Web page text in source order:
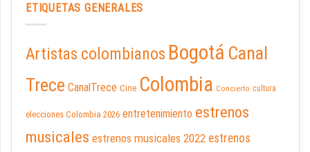
ETIQUETAS GENERALES
Artistas colombianos Bogotá Canal
Trece CanalTrece Cine Colombia Concierto cultura
elecciones Colombia 2026 entretenimiento estrenos
musicales estrenos musicales 2022 estrenos